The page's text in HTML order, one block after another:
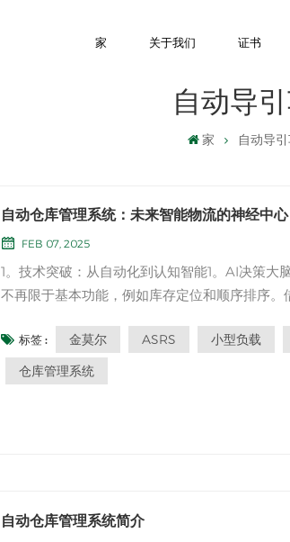
家 关于我们 证书
自动导
家 自动导
自动仓库管理系统：未来智能物流的神经中心
FEB 07, 2025
1。技术突破：从自动化到认知智能1。AI决策大脑：
不再限于基本功能，例如库存定位和顺序排序
舆论，以实现动态库存预测。例如，亚马逊的AI
求，从而提高仓库更新效率30...
标签 : 金莫尔 ASRS 小型负载
仓库管理系统
自动仓库管理系统简介